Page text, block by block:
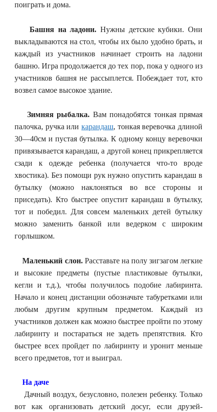
поиграть и дома.
Башня на ладони. Нужны детские кубики. Они
выкладываются на стол, чтобы их было удобно брать, и
каждый из участников начинает строить на ладони
башню. Игра продолжается до тех пор, пока у одного из
участников башня не рассыплется. Побеждает тот, кто
возвел самое высокое здание.
Зимняя рыбалка. Вам понадобятся тонкая прямая
палочка, ручка или карандаш, тонкая веревочка длиной
30—40см и пустая бутылка. К одному концу веревочки
привязывается карандаш, а другой конец прикрепляется
сзади к одежде ребенка (получается что-то вроде
хвостика). Без помощи рук нужно опустить карандаш в
бутылку (можно наклоняться во все стороны и
приседать). Кто быстрее опустит карандаш в бутылку,
тот и победил. Для совсем маленьких детей бутылку
можно заменить банкой или ведерком с широким
горлышком.
Маленький слон.Расставьте на полу зигзагом легкие
и высокие предметы (пустые пластиковые бутылки,
кегли и т.д.), чтобы получилось подобие лабиринта.
Начало и конец дистанции обозначьте табуретками или
любым другим крупным предметом. Каждый из
участников должен как можно быстрее пройти по этому
лабиринту и постараться не задеть препятствия. Кто
быстрее всех пройдет по лабиринту и уронит меньше
всего предметов, тот и выиграл.
На даче
Дачный воздух, безусловно, полезен ребенку. Только
вот как организовать детский досуг, если друзей-